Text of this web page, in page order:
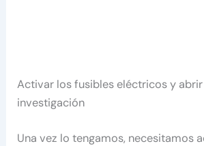
Activar los fusibles eléctricos y abrir
investigación
Una vez lo tengamos, necesitamos